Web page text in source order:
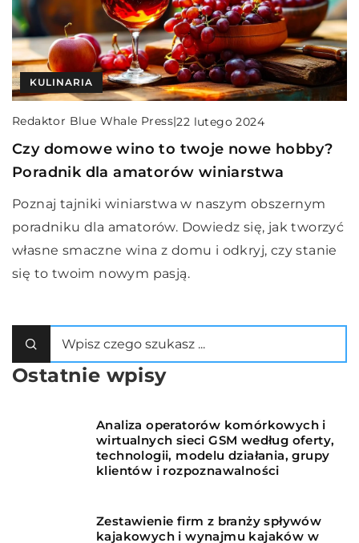
KULINARIA
Redaktor Blue Whale Press|22 lutego 2024
Czy domowe wino to twoje nowe hobby?
Poradnik dla amatorów winiarstwa
Poznaj tajniki winiarstwa w naszym obszernym
poradniku dla amatorów. Dowiedz się, jak tworzyć
własne smaczne wina z domu i odkryj, czy stanie
się to twoim nowym pasją.
Ostatnie wpisy
Analiza operatorów komórkowych i
wirtualnych sieci GSM według oferty,
technologii, modelu działania, grupy
klientów i rozpoznawalności
Zestawienie firm z branży spływów
kajakowych i wynajmu kajaków w